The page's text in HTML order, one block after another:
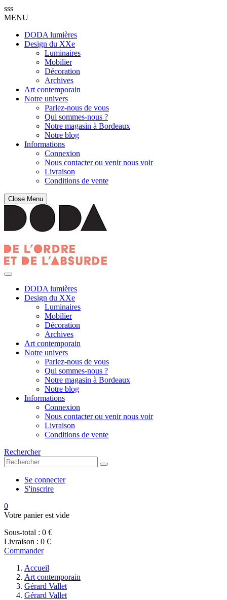
sss
MENU
DODA lumières
Design du XXe
Luminaires
Mobilier
Décoration
Archives
Art contemporain
Notre univers
Parlez-nous de vous
Qui sommes-nous ?
Notre magasin à Bordeaux
Notre blog
Informations
Connexion
Nous contacter ou venir nous voir
Livraison
Conditions de vente
Close Menu
DODA lumières
Design du XXe
Luminaires
Mobilier
Décoration
Archives
Art contemporain
Notre univers
Parlez-nous de vous
Qui sommes-nous ?
Notre magasin à Bordeaux
Notre blog
Informations
Connexion
Nous contacter ou venir nous voir
Livraison
Conditions de vente
Rechercher
Se connecter
S'inscrire
0
Votre panier est vide
Sous-total : 0 €
Livraison : 0 €
Commander
Accueil
Art contemporain
Gérard Vallet
Gérard Vallet